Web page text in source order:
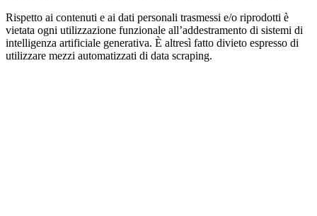
Rispetto ai contenuti e ai dati personali trasmessi e/o riprodotti è
vietata ogni utilizzazione funzionale all’addestramento di sistemi di
intelligenza artificiale generativa. È altresì fatto divieto espresso di
utilizzare mezzi automatizzati di data scraping.